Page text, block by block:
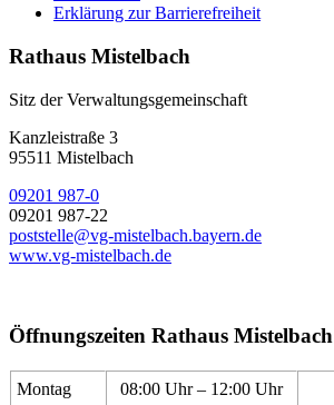
Erklärung zur Barrierefreiheit
Rathaus Mistelbach
Sitz der Verwaltungsgemeinschaft
Kanzleistraße 3
95511 Mistelbach
09201 987-0
09201 987-22
poststelle@vg-mistelbach.bayern.de
www.vg-mistelbach.de
Öffnungszeiten Rathaus Mistelbach
Montag 08:00 Uhr – 12:00 Uhr